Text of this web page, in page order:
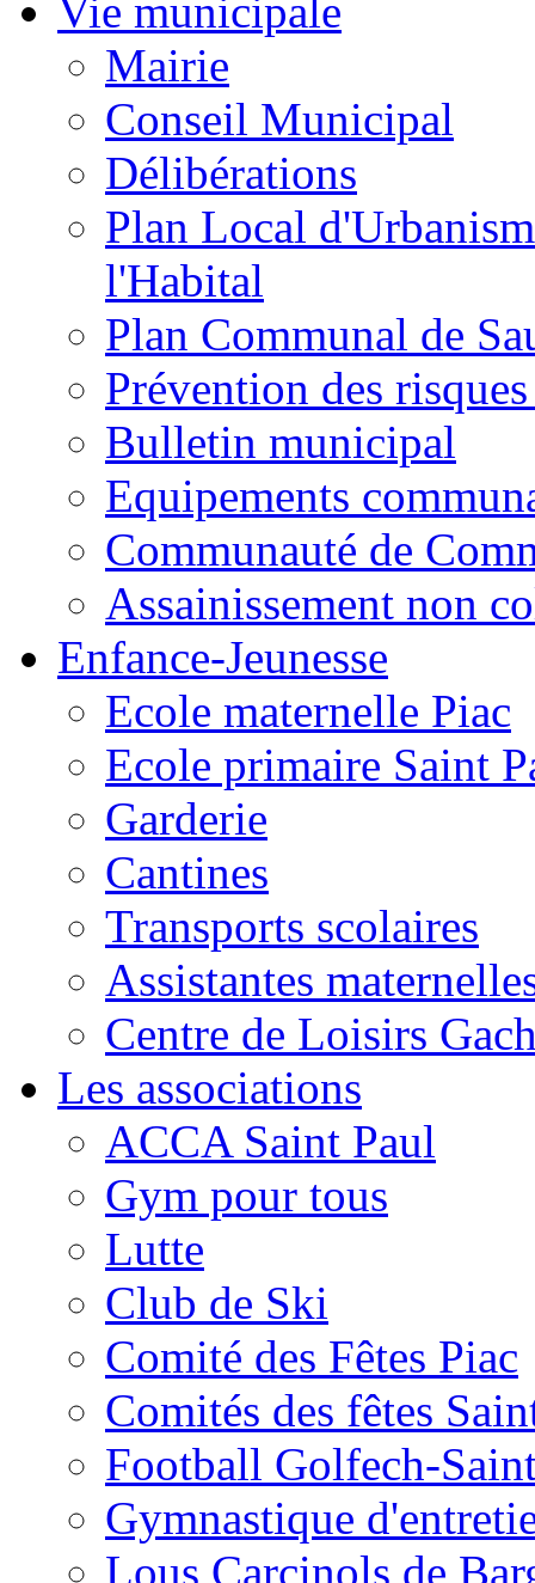
Vie municipale
Mairie
Conseil Municipal
Délibérations
Plan Local
l'Habital
Plan Communal de
Prévention des
Bulletin municipal
Equipements
Communauté de
Assainissement non
Enfance-Jeunesse
Ecole maternelle Piac
Ecole primaire Saint
Garderie
Cantines
Transports scolaires
Assistantes
Centre de Loisirs
Les associations
ACCA Saint Paul
Gym pour tous
Lutte
Club de Ski
Comité des Fêtes Piac
Comités des fêtes
Football Golfech-
Gymnastique
Lous Carcinols de